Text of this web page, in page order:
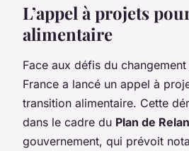
L’appel à projets
alimentaire
Face aux défis du
France a lancé un appel à
transition alimentaire. Cette
dans le cadre du Plan de
gouvernement, qui prévoit